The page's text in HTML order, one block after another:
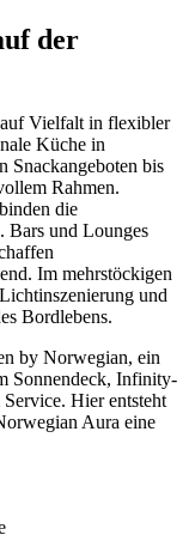
der
Vielfalt in flexibler
Küche in
Snackangeboten bis
Rahmen.
die
Bars und Lounges
Im mehrstöckigen
und
Bordlebens.
by Norwegian, ein
Sonnendeck, Infinity-
Hier entsteht
Aura eine